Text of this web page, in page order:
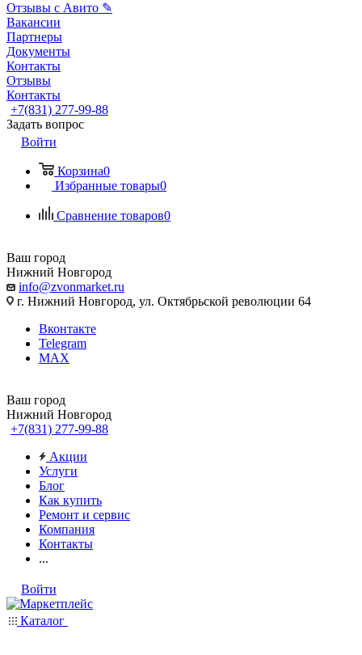
Отзывы с Авито ✎
Вакансии
Партнеры
Документы
Контакты
Отзывы
Контакты
+7(831) 277-99-88
Задать вопрос
Войти
Корзина0
Избранные товары0
Сравнение товаров0
Ваш город
Нижний Новгород
info@zvonmarket.ru
г. Нижний Новгород, ул. Октябрьской революции 64
Вконтакте
Telegram
MAX
Ваш город
Нижний Новгород
+7(831) 277-99-88
Акции
Услуги
Блог
Как купить
Ремонт и сервис
Компания
Контакты
...
Войти
Каталог